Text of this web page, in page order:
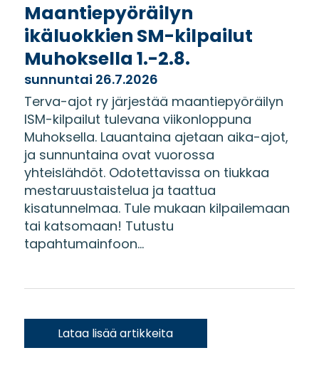
Maantiepyöräilyn
ikäluokkien SM-kilpailut
Muhoksella 1.-2.8.
sunnuntai 26.7.2026
Terva-ajot ry järjestää maantiepyöräilyn
ISM-kilpailut tulevana viikonloppuna
Muhoksella. Lauantaina ajetaan aika-ajot,
ja sunnuntaina ovat vuorossa
yhteislähdöt. Odotettavissa on tiukkaa
mestaruustaistelua ja taattua
kisatunnelmaa. Tule mukaan kilpailemaan
tai katsomaan! Tutustu
tapahtumainfoon...
« Vanhemmat merkinnät